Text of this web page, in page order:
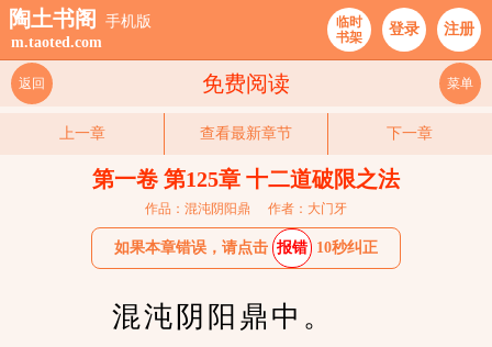
陶土书阁
手机版
m.taoted.com
临时
书架
登录 注册
免费阅读
返回 菜单
上一章 查看最新章节 下一章
第一卷 第125章 十二道破限之法
作品：混沌阴阳鼎 作者：大门牙
如果本章错误，请点击 报错 10秒纠正
    混沌阴阳鼎中。